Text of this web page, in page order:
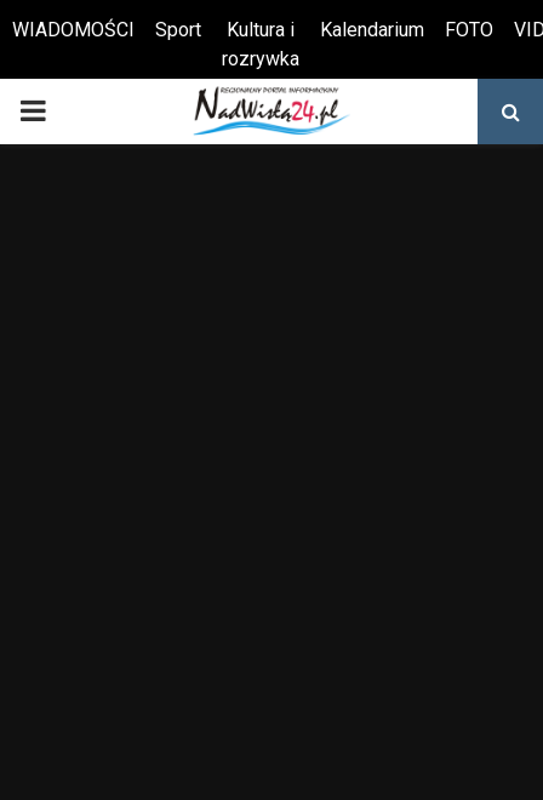
Otwórz pasek narzędzi
WIADOMOŚCI Sport
Kultura i
rozrywka
Kalendarium FOTO
PRIMARY